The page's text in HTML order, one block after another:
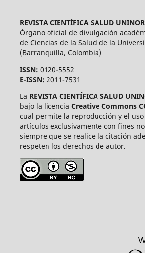
REVISTA CIENTÍFICA SALUD
Órgano oficial de divulgación
de Ciencias de la Salud de la
(Barranquilla, Colombia)
ISSN: 0120-5552
E-ISSN: 2011-7531
La REVISTA CIENTÍFICA SALUD
bajo la licencia Creative Commons
cual permite la reproducción y el
artículos exclusivamente con fines
siempre que se realice la citación
respeten los derechos de autor.